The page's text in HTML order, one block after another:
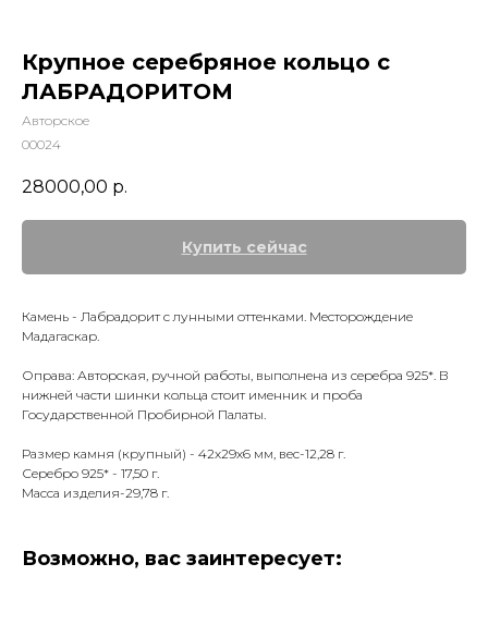
Крупное серебряное кольцо с
ЛАБРАДОРИТОМ
Авторское
00024
28000,00 р.
Купить сейчас
Камень - Лабрадорит с лунными оттенками. Месторождение
Мадагаскар.
Оправа: Авторская, ручной работы, выполнена из серебра 925*. В
нижней части шинки кольца стоит именник и проба
Государственной Пробирной Палаты.
Размер камня (крупный) - 42х29х6 мм, вес-12,28 г.
Серебро 925* - 17,50 г.
Масса изделия-29,78 г.
Возможно, вас заинтересует: